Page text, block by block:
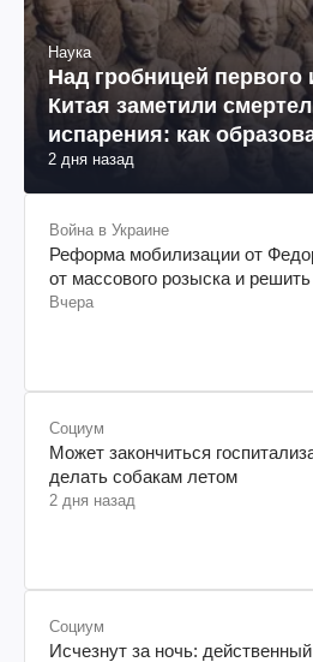
Наука
Над гробницей первого
Китая заметили
испарения: как
2 дня назад
Война в Украине
Реформа мобилизации от
от массового розыска и
Вчера
Социум
Может закончиться
делать собакам летом
2 дня назад
Социум
Исчезнут за ночь: